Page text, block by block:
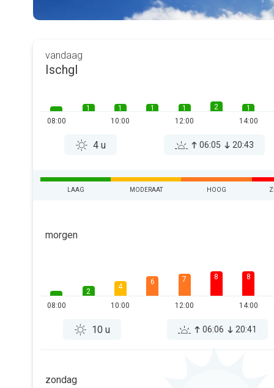
vandaag
Ischgl
08:00
1
1
10:00
1
1
12:00
2
1
14:00
4 u 06:05 20:43
LAAG MODERAAT HOOG
morgen
08:00
2
4
10:00
6 7
12:00
8 8
14:00
10 u 06:06 20:41
zondag